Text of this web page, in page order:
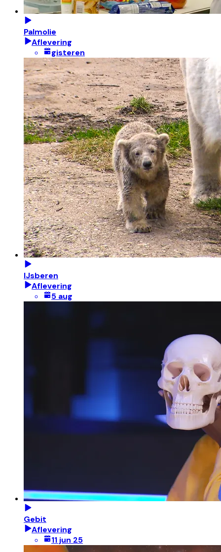
Palmolie
Aflevering
gisteren
IJsberen
Aflevering
5 aug
Gebit
Aflevering
11 jun 25